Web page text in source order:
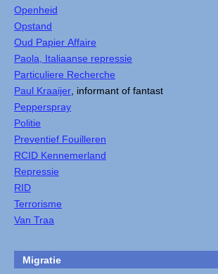
Openheid
Opstand
Oud Papier Affaire
Paola, Italiaanse repressie
Particuliere Recherche
Paul Kraaijer , informant of fantast
Pepperspray
Politie
Preventief Fouilleren
RCID Kennemerland
Repressie
RID
Terrorisme
Van Traa
Migratie